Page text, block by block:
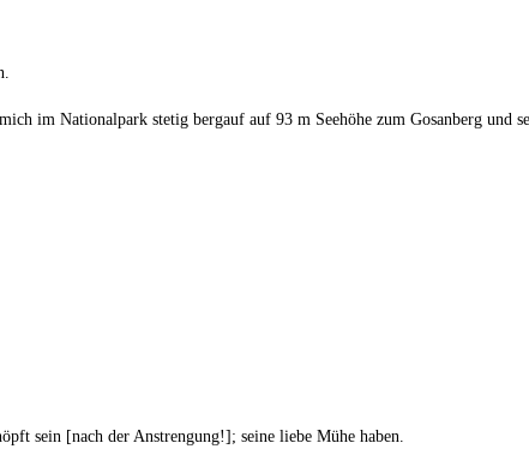
im Natio­nal­park ste­tig berg­auf auf 93 m See­hö­he zum Gos­an­berg und
sein [nach der Anstren­gung!]; sei­ne lie­be Mühe haben.